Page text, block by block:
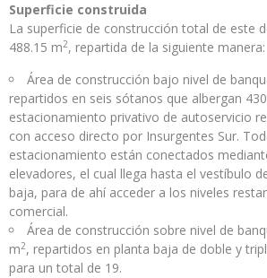
Superficie construida
La superficie de construcción total de este
488.15 m2, repartida de la siguiente manera:
Área de construcción bajo nivel de
repartidos en seis sótanos que albergan
estacionamiento privativo de autoservicio
con acceso directo por Insurgentes Sur.
estacionamiento están conectados
elevadores, el cual llega hasta el vestíbulo
baja, para de ahí acceder a los niveles
comercial.
Área de construcción sobre nivel de
m2, repartidos en planta baja de doble y
para un total de 19.